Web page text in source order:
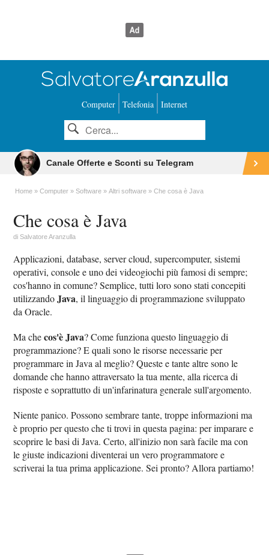
Computer Telefonia Internet
Canale Offerte e Sconti su Telegram
Home Computer Software Altri software Che cosa è Java
Che cosa è Java
diSalvatore Aranzulla
Applicazioni, database, server cloud, supercomputer, sistemi
operativi, console e uno dei videogiochi più famosi di sempre;
cos'hanno in comune? Semplice, tutti loro sono stati concepiti
utilizzandoJava, il linguaggio di programmazione sviluppato
da Oracle.
Ma checos'è Java? Come funziona questo linguaggio di
programmazione? E quali sono le risorse necessarie per
programmare in Java al meglio? Queste e tante altre sono le
domande che hanno attraversato la tua mente, alla ricerca di
risposte e soprattutto di un'infarinatura generale sull'argomento.
Niente panico. Possono sembrare tante, troppe informazioni ma
è proprio per questo che ti trovi in questa pagina: per imparare e
scoprire le basi di Java. Certo, all'inizio non sarà facile ma con
le giuste indicazioni diventerai un vero programmatore e
scriverai la tua prima applicazione. Sei pronto? Allora partiamo!